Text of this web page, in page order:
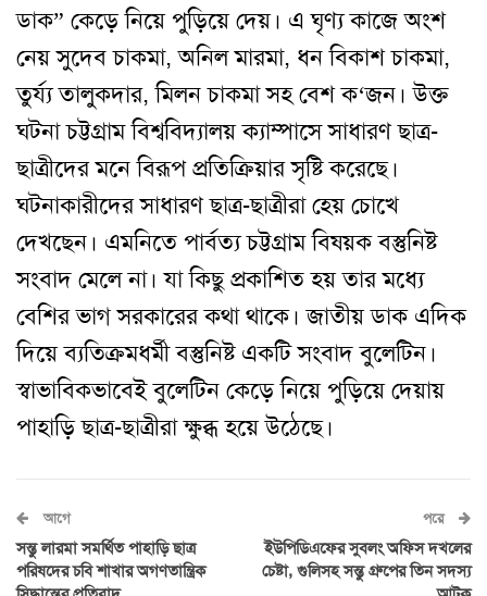
ডাক” কেড়ে নিয়ে পুড়িয়ে দেয়। এ ঘৃণ্য কাজে অংশ
নেয় সুদেব চাকমা,অনিল মারমা, ধন বিকাশ চাকমা,
তুর্য্য তালুকদার,মিলন চাকমা সহ বেশ ক‘জন।উক্ত
ঘটনা চট্টগ্রাম বিশ্ববিদ্যালয় ক্যাম্পাসে সাধারণ ছাত্র-
ছাত্রীদের মনে বিরূপ প্রতিক্রিয়ার সৃষ্টি করেছে।
ঘটনাকারীদের সাধারণ ছাত্র-ছাত্রীরা হেয় চোখে
দেখছেন। এমনিতে পার্বত্য চট্টগ্রাম বিষয়ক বস্তুনিষ্ট
সংবাদ মেলে না।যা কিছু প্রকাশিত হয় তার মধ্যে
বেশির ভাগ সরকারের কথা থাকে।জাতীয় ডাক এদিক
দিয়ে ব্যতিক্রমধর্মী বস্তুনিষ্ট একটি সংবাদ বুলেটিন।
স্বাভাবিকভাবেই বুলেটিন কেড়ে নিয়ে পুড়িয়ে দেয়ায়
পাহাড়ি ছাত্র-ছাত্রীরা ক্ষুব্ধ হয়ে উঠেছে।
আগে
সন্তু লারমা সমর্থিত পাহাড়ি ছাত্র
পরিষদের চবি শাখার অগণতান্ত্রিক
পরে
ইউপিডিএফের সুবলং অফিস দখলের
চেষ্টা, গুলিসহ সন্তু গ্রুপের তিন সদস্য